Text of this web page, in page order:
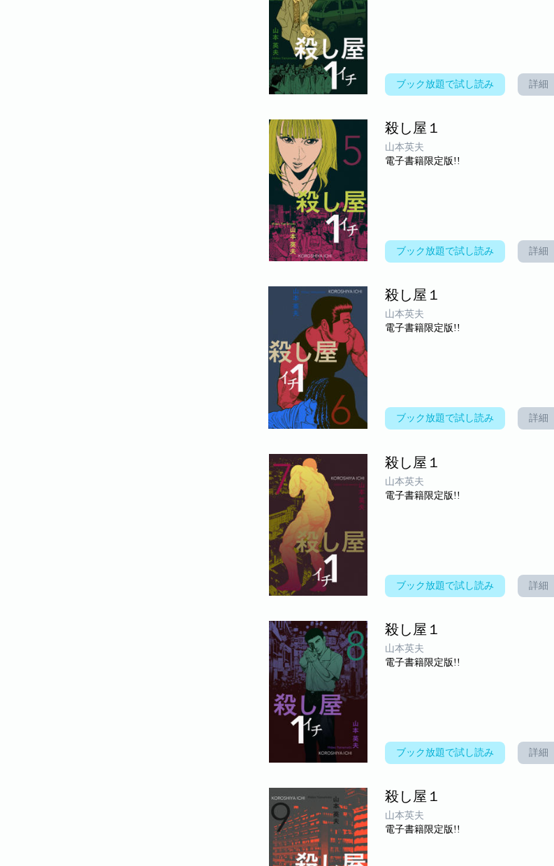
ブック放題で試し読み 詳細
殺し屋１
山本英夫
電子書籍限定版!!
ブック放題で試し読み 詳細
殺し屋１
山本英夫
電子書籍限定版!!
ブック放題で試し読み 詳細
殺し屋１
山本英夫
電子書籍限定版!!
ブック放題で試し読み 詳細
殺し屋１
山本英夫
電子書籍限定版!!
ブック放題で試し読み 詳細
殺し屋１
山本英夫
電子書籍限定版!!